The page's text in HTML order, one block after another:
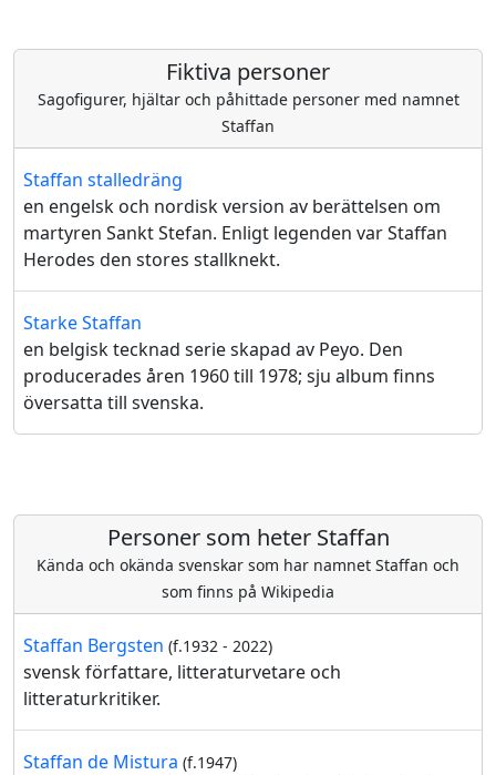
Fiktiva personer
Sagofigurer, hjältar och påhittade personer med namnet
Staffan
Staffan stalledräng
en engelsk och nordisk version av berättelsen om
martyren Sankt Stefan. Enligt legenden var Staffan
Herodes den stores stallknekt.
Starke Staffan
en belgisk tecknad serie skapad av Peyo. Den
producerades åren 1960 till 1978; sju album finns
översatta till svenska.
Personer som heter Staffan
Kända och okända svenskar som har namnet Staffan och
som finns på Wikipedia
Staffan Bergsten (f.1932 - 2022)
svensk författare, litteraturvetare och
litteraturkritiker.
Staffan de Mistura (f.1947)